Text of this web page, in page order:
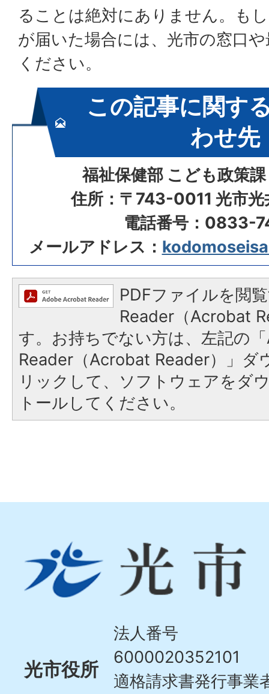
ることは絶対にありません。も
が届いた場合には、光市の窓口
ください。​
この記事に関す
わせ先
福祉保健部 こども政策
住所：〒743-0011 光市光
電話番号：0833-
メールアドレス：
PDFファイルを閲
Reader（Acrobat
す。お持ちでない方は、左記の
Reader（Acrobat Reader）」ダ
リックして、ソフトウェアをダ
トールしてください。
市
Hikari
光市役所
法人番号
6000020352101
適格請求書発行事業